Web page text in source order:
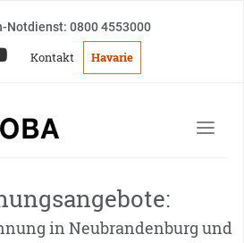
Notdienst: 0800 4553000
Kontakt Havarie
in Neubrandenburg und